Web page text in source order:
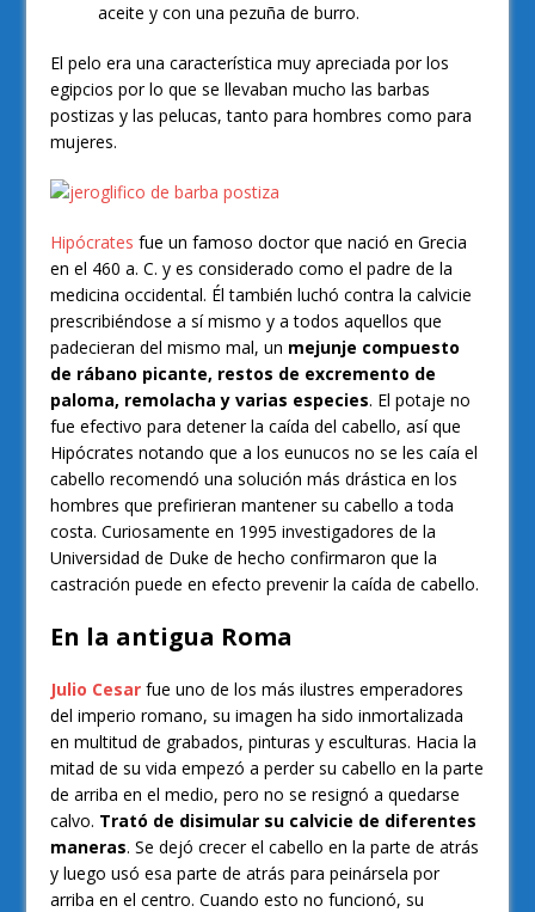
aceite y con una pezuña de burro.
El pelo era una característica muy apreciada por los
egipcios por lo que se llevaban mucho las barbas
postizas y las pelucas, tanto para hombres como para
mujeres.
Hipócrates fue un famoso doctor que nació en Grecia
en el 460 a. C. y es considerado como el padre de la
medicina occidental. Él también luchó contra la calvicie
prescribiéndose a sí mismo y a todos aquellos que
padecieran del mismo mal, un mejunje compuesto
de rábano picante, restos de excremento de
paloma, remolacha y varias especies. El potaje no
fue efectivo para detener la caída del cabello, así que
Hipócrates notando que a los eunucos no se les caía el
cabello recomendó una solución más drástica en los
hombres que prefirieran mantener su cabello a toda
costa. Curiosamente en 1995 investigadores de la
Universidad de Duke de hecho confirmaron que la
castración puede en efecto prevenir la caída de cabello.
En la antigua Roma
Julio Cesar fue uno de los más ilustres emperadores
del imperio romano, su imagen ha sido inmortalizada
en multitud de grabados, pinturas y esculturas. Hacia la
mitad de su vida empezó a perder su cabello en la parte
de arriba en el medio, pero no se resignó a quedarse
calvo. Trató de disimular su calvicie de diferentes
maneras. Se dejó crecer el cabello en la parte de atrás
y luego usó esa parte de atrás para peinársela por
arriba en el centro. Cuando esto no funcionó, su